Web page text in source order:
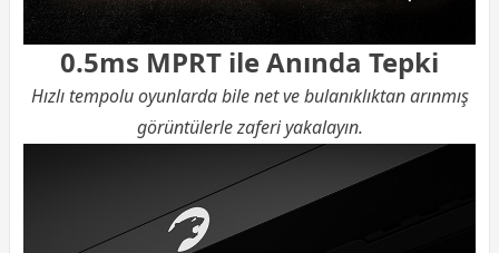
0.5ms MPRT ile Anında Tepki
Hızlı tempolu oyunlarda bile net ve bulanıklıktan arınmış
görüntülerle zaferi yakalayın.